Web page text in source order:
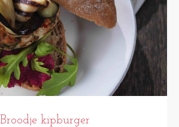
Broodje kipburger